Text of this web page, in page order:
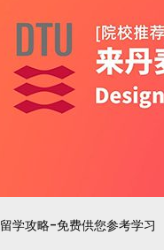
留学攻略-免费供您参考学习